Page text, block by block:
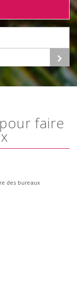
des bureaux